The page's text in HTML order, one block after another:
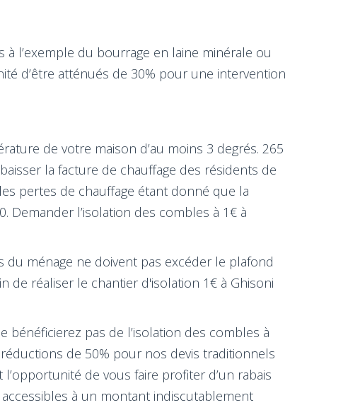
l’exemple du bourrage en laine minérale ou
d’être atténués de 30% pour une intervention
de votre maison d’au moins 3 degrés. 265
la facture de chauffage des résidents de
pertes de chauffage étant donné que la
Demander l’isolation des combles à 1€ à
ménage ne doivent pas excéder le plafond
de réaliser le chantier d'isolation 1€ à Ghisoni
bénéficierez pas de l’isolation des combles à
de 50% pour nos devis traditionnels
de vous faire profiter d’un rabais
à un montant indiscutablement